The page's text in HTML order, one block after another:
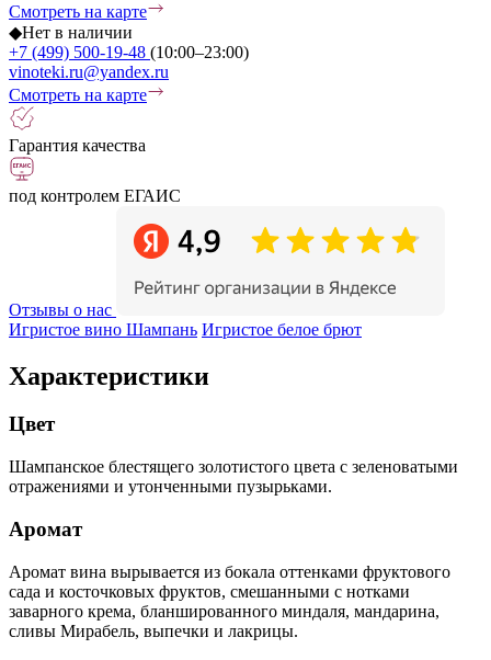
Смотреть на карте
◆Нет в наличии
+7 (499) 500-19-48 (10:00–23:00)
vinoteki.ru@yandex.ru
Смотреть на карте
Гарантия качества
под контролем ЕГАИС
Отзывы о нас
Игристое вино Шампань Игристое белое брют
Характеристики
Цвет
Шампанское блестящего золотистого цвета с зеленоватыми
отражениями и утонченными пузырьками.
Аромат
Аромат вина вырывается из бокала оттенками фруктового
сада и косточковых фруктов, смешанными с нотками
заварного крема, бланшированного миндаля, мандарина,
сливы Мирабель, выпечки и лакрицы.